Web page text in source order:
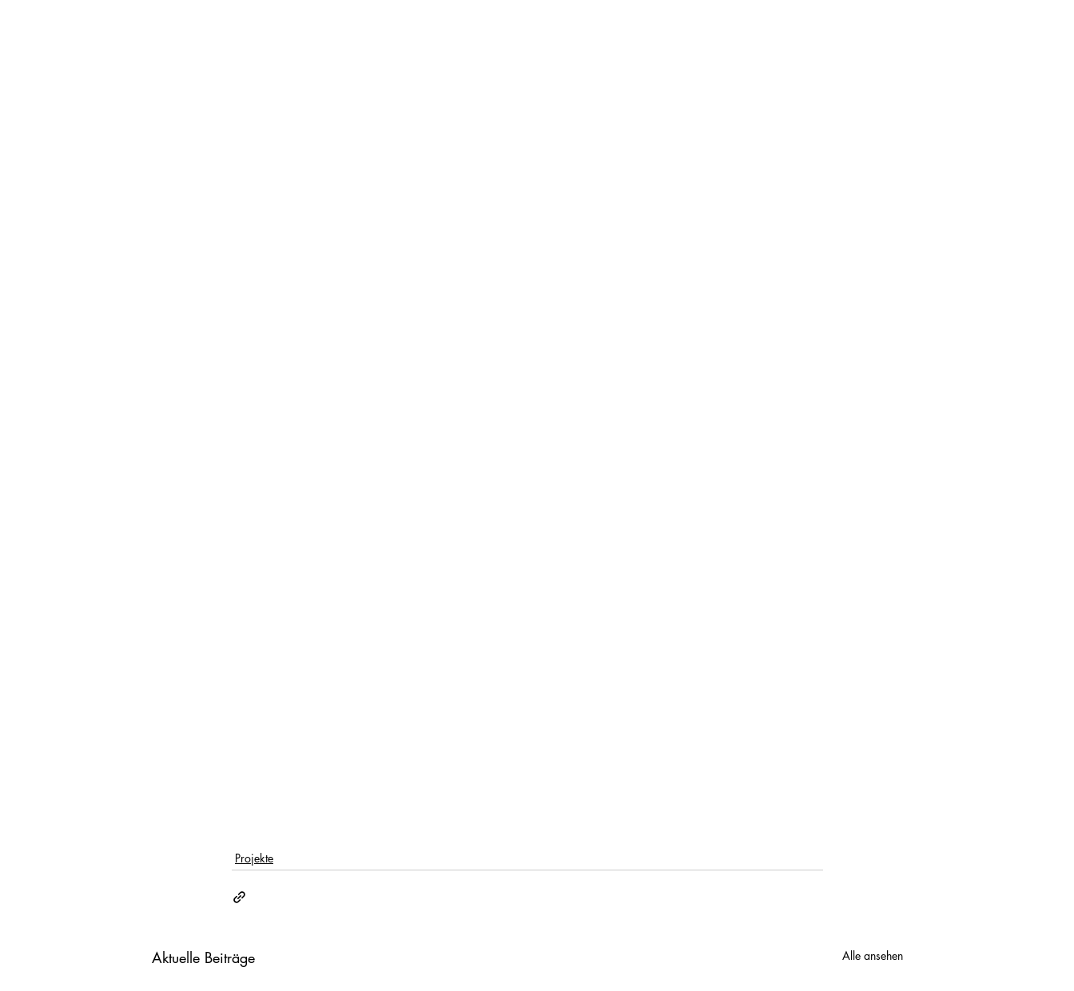
Projekte
Aktuelle Beiträge Alle ansehen